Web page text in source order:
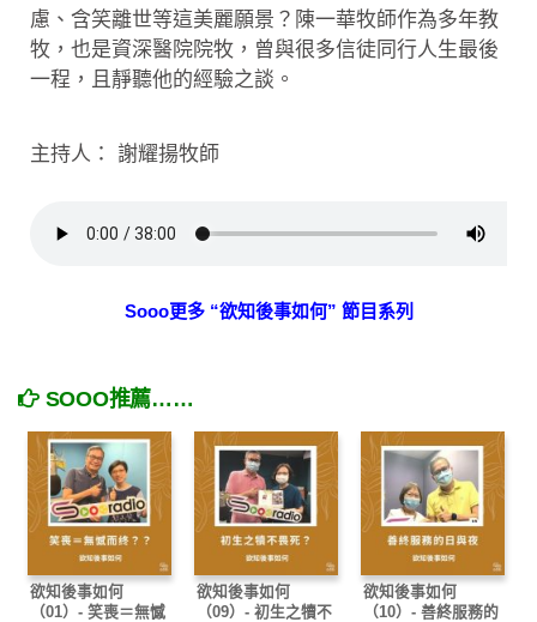
慮、含笑離世等這美麗願景？陳一華牧師作為多年教
牧，也是資深醫院院牧，曾與很多信徒同行人生最後
一程，且靜聽他的經驗之談。
主持人： 謝耀揚牧師
Sooo更多 “欲知後事如何” 節目系列
SOOO推薦……
欲知後事如何
（01）- 笑喪＝無憾
欲知後事如何
（09）- 初生之犢不
欲知後事如何
（10）- 善終服務的